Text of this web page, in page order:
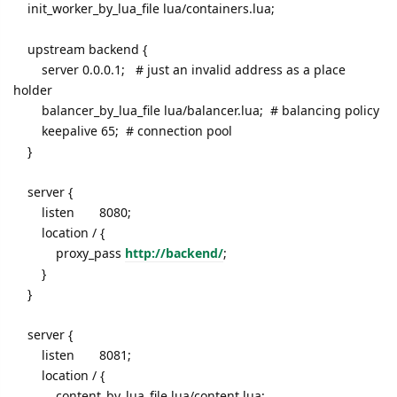
init_worker_by_lua_file lua/containers.lua;
upstream backend {
server 0.0.0.1; # just an invalid address as a place
holder
balancer_by_lua_file lua/balancer.lua; # balancing policy
keepalive 65; # connection pool
}
server {
listen 8080;
location / {
proxy_pass http://backend/;
}
}
server {
listen 8081;
location / {